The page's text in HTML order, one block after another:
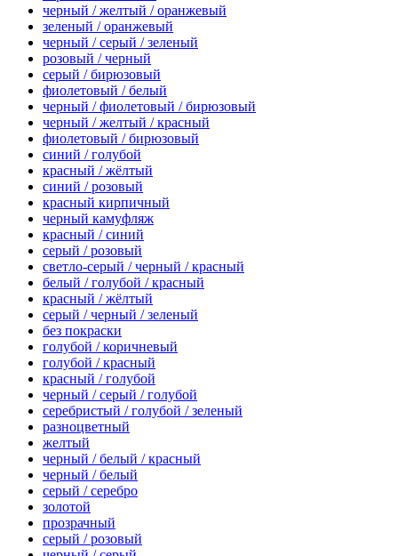
черный / желтый / оранжевый
зеленый / оранжевый
черный / серый / зеленый
розовый / черный
серый / бирюзовый
фиолетовый / белый
черный / фиолетовый / бирюзовый
черный / желтый / красный
фиолетовый / бирюзовый
синий / голубой
красный / жёлтый
синий / розовый
красный кирпичный
черный камуфляж
красный / синий
серый / розовый
светло-серый / черный / красный
белый / голубой / красный
красный / жёлтый
серый / черный / зеленый
без покраски
голубой / коричневый
голубой / красный
красный / голубой
черный / серый / голубой
серебристый / голубой / зеленый
разноцветный
желтый
черный / белый / красный
черный / белый
серый / серебро
золотой
прозрачный
серый / розовый